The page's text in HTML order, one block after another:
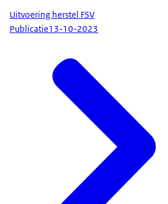
Uitvoering herstel FSV
Publicatie13-10-2023